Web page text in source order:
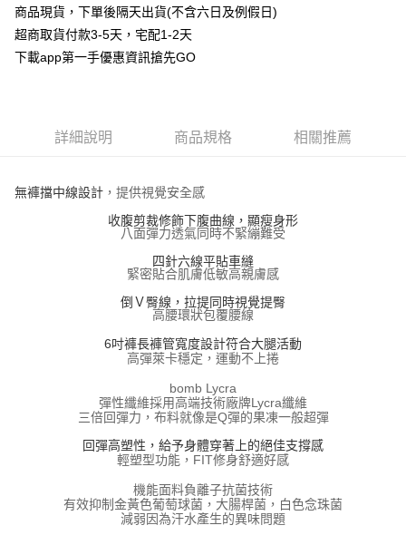
台灣樂天信用卡公司
【關於「AFTEE先享後付」】
AFTEE先享後付是「在收到商品之後才付款」的支付方式。 讓您購物簡單
結帳頁面，進行簡訊認證並確認金額後，即可完成結帳。
３．收到繳費通知簡訊後14天內，點擊此簡訊中的連結，可透過四大超商／
ATM／網路銀行／等多元方式進行付款，方視為交易完成。
※ 請注意：結帳手續完成當下不需立刻繳費，但若您需要取消訂單，請聯絡
購買商品的店家。未經商家同意取消之訂單仍視為有效，需透過AFTEE先享
※ 交易是否成功請以「AFTEE先享後付 」之結帳頁面顯示為準，若有關於
是否繳費成功／繳費後需取消欲退款等相關疑問，請聯繫「AFTEE先享後付
https://netprotections.freshdesk.com/support/home
１．透過由恩沛科技股份有限公司提供之「AFTEE先享後付」服務完成之交
易，需依本服務之必要範圍內提供個人資料，並將交易相關給付款項請求債
權轉讓予恩沛科技股份有限公司。
２．關於個人資料處理事宜，請瀏覽以下網址：
https://aftee.tw/terms/#terms3
３．未成年的使用者請事先徵得法定代理人或監護人之同意方可使用
「AFTEE先享後付」，若未經同意申辦者引起之損失，本公司不負相關責
４．使用「AFTEE先享後付」時，將依據個別帳號之用戶狀況，依本公司即
ATM付款
全家取貨付款
付款後全家取貨
每筆NT$100，滿NT$800(含以上)免運費
每筆NT$100，滿NT$800(含以上)免運費
每筆NT$100，滿NT$800(含以上)免運費
商品現貨，下單後隔天出貨(不含六日及例假日)
超商取貨付款3-5天，宅配1-2天
下載app第一手優惠資訊搶先GO
詳細說明 商品規格 相關推薦
無褲擋中線設計 ，提供視覺安全感
收腹剪裁修飾下腹曲線，顯瘦身形
八面彈力透氣同時不緊繃難受
四針六線平貼車縫
緊密貼合肌膚低敏高親膚感
倒Ｖ臀線，拉提同時視覺提臀
高腰環狀包覆腰線
6吋褲長褲管寬度設計符合大腿活動
高彈萊卡穩定，運動不上捲
bomb Lycra
彈性纖維採用高端技術廠牌Lycra纖維
三倍回彈力，布料就像是Q彈的果凍一般超彈
回彈高塑性，給予身體穿著上的絕佳支撐感
輕塑型功能，FIT修身舒適好感
機能面料負離子抗菌技術
有效抑制金黃色葡萄球菌，大腸桿菌，白色念珠菌
減弱因為汗水產生的異味問題